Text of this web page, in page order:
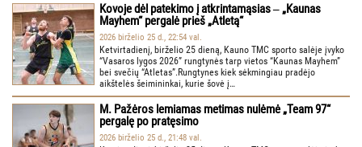
Kovoje dėl patekimo į atkrintamąsias ‒ „Kaunas
Mayhem“ pergalė prieš „Atletą“
2026 birželio 25 d., 22:54 val.
Ketvirtadienį, birželio 25 dieną, Kauno TMC sporto salėje įvyko
“Vasaros lygos 2026” rungtynės tarp vietos “Kaunas Mayhem”
bei svečių “Atletas”.Rungtynes kiek sėkmingiau pradėjo
aikštelės šeimininkai, kurie šovė į…
M. Pažėros lemiamas metimas nulėmė „Team 97“
pergalę po pratęsimo
2026 birželio 25 d., 21:48 val.